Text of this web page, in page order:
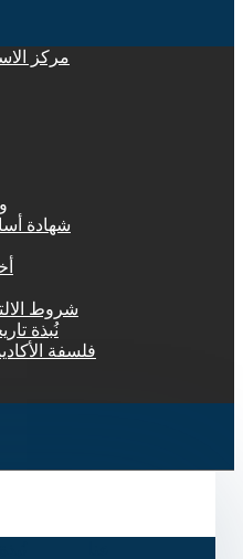
مركز
شهادة
شروط
نُبذة
فلسفة